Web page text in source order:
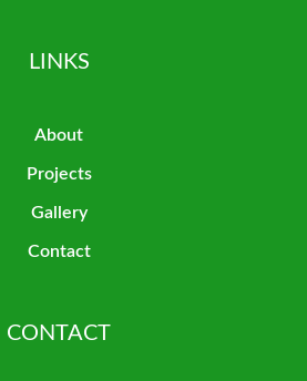
LINKS
About
Projects
Gallery
Contact
CONTACT